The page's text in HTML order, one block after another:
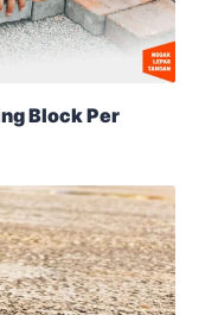
Block Per